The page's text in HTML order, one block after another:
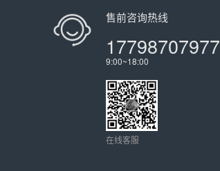
售前咨询热线
17798707977
9:00~18:00
在线客服